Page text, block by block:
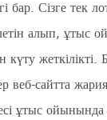
бар. Сізге тек
алып, ұтыс
күту жеткілікті.
веб-сайтта
ұтыс